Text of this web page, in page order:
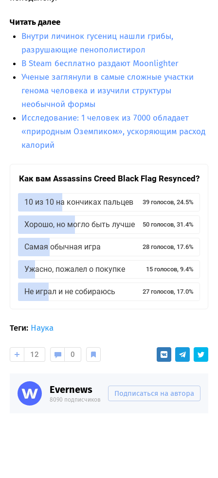
Читать далее
Внутри личинок гусениц нашли грибы,
разрушающие пенополистирол
В Steam бесплатно раздают Moonlighter
Ученые заглянули в самые сложные участки
генома человека и изучили структуры
необычной формы
Исследование: 1 человек из 7000 обладает
«природным Оземпиком», ускоряющим расход
калорий
Как вам Assassins Creed Black Flag Resynced?
10 из 10 на кончиках пальцев 39 голосов, 24.5%
Хорошо, но могло быть лучше 50 голосов, 31.4%
Самая обычная игра 28 голосов, 17.6%
Ужасно, пожалел о покупке 15 голосов, 9.4%
Не играл и не собираюсь 27 голосов, 17.0%
Теги: Наука
12 0
Evernews
8090 подписчиков
Подписаться на автора